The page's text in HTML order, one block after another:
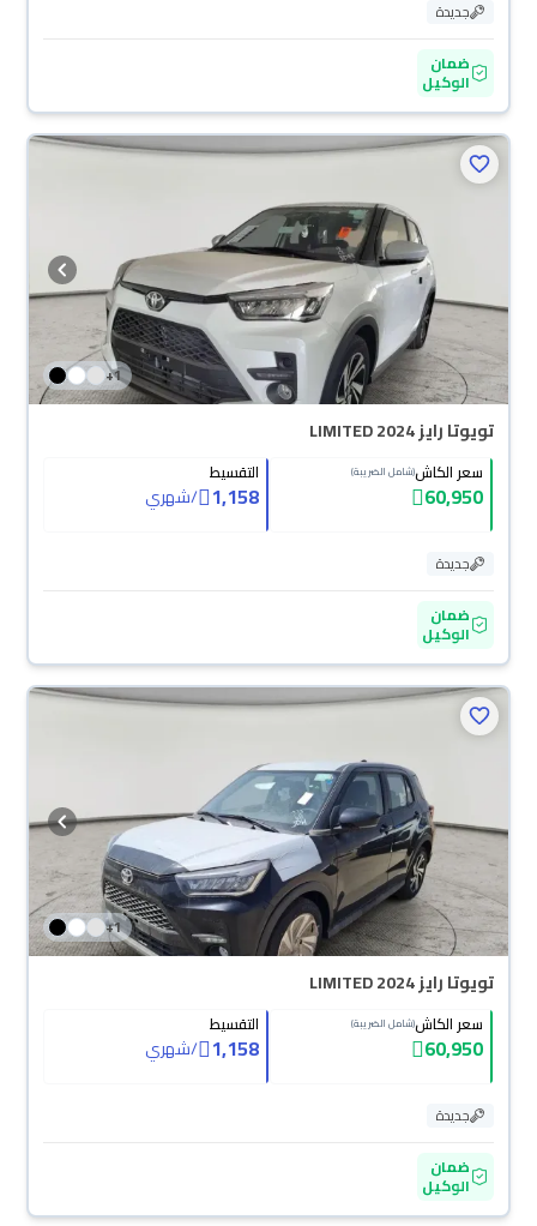
جديدة
ضمان
الوكيل
1
+
تويوتا رايز LIMITED 2024
سعر الكاش(شامل الضريبة)
60,950
التقسيط
1,158
/شهري
جديدة
ضمان
الوكيل
1
+
تويوتا رايز LIMITED 2024
سعر الكاش(شامل الضريبة)
60,950
التقسيط
1,158
/شهري
جديدة
ضمان
الوكيل